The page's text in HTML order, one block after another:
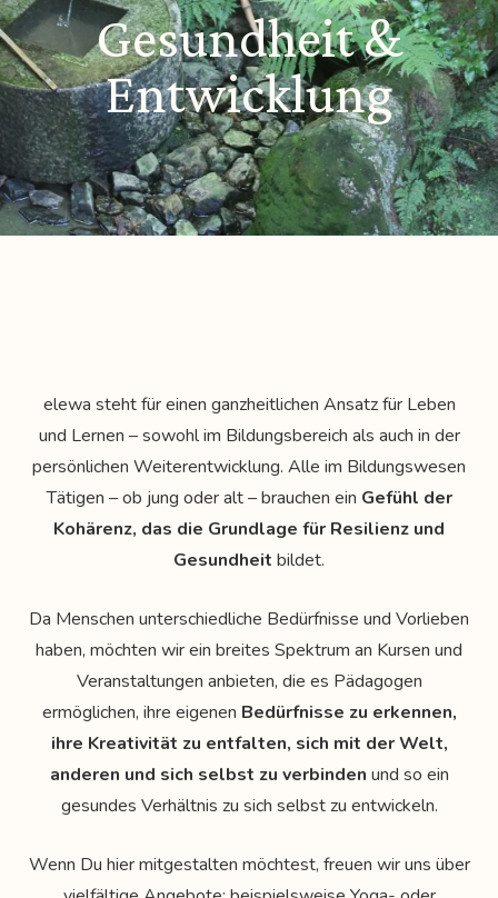
Gesundheit &
Entwicklung
elewa steht für einen ganzheitlichen Ansatz für Leben
und Lernen – sowohl im Bildungsbereich als auch in der
persönlichen Weiterentwicklung. Alle im Bildungswesen
Tätigen – ob jung oder alt – brauchen ein Gefühl der
Kohärenz, das die Grundlage für Resilienz und
Gesundheit bildet.
Da Menschen unterschiedliche Bedürfnisse und Vorlieben
haben, möchten wir ein breites Spektrum an Kursen und
Veranstaltungen anbieten, die es Pädagogen
ermöglichen, ihre eigenen Bedürfnisse zu erkennen,
ihre Kreativität zu entfalten, sich mit der Welt,
anderen und sich selbst zu verbinden und so ein
gesundes Verhältnis zu sich selbst zu entwickeln.
Wenn Du hiermitgestalten möchtest, freuen wir uns über